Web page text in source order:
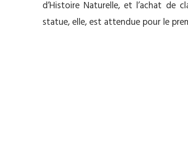
d’Histoire Naturelle, et l’achat de
statue, elle, est attendue pour le